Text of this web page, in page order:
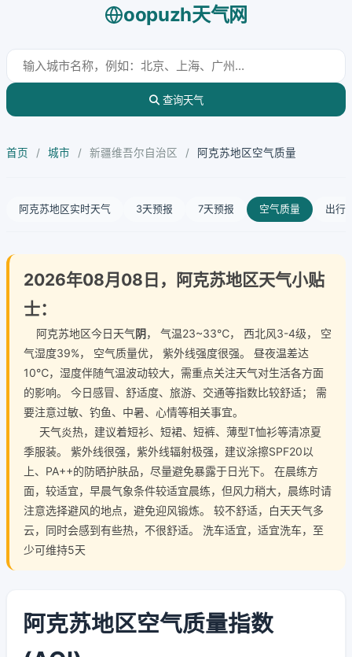
oopuzh天气网
查询天气
首页 / 城市 / 新疆维吾尔自治区 / 阿克苏地区空气质量
阿克苏地区实时天气 3天预报 7天预报 空气质量 出行
2026年08月08日，阿克苏地区天气小贴
士：
阿克苏地区今日天气阴， 气温23~33℃， 西北风3-4级， 空
气湿度39%， 空气质量优， 紫外线强度很强。 昼夜温差达
10℃，湿度伴随气温波动较大，需重点关注天气对生活各方面
的影响。 今日感冒、舒适度、旅游、交通等指数比较舒适； 需
要注意过敏、钓鱼、中暑、心情等相关事宜。
天气炎热，建议着短衫、短裙、短裤、薄型T恤衫等清凉夏
季服装。 紫外线很强，紫外线辐射极强，建议涂擦SPF20以
上、PA++的防晒护肤品，尽量避免暴露于日光下。 在晨练方
面，较适宜，早晨气象条件较适宜晨练，但风力稍大，晨练时请
注意选择避风的地点，避免迎风锻炼。 较不舒适，白天天气多
云，同时会感到有些热，不很舒适。 洗车适宜，适宜洗车，至
少可维持5天
阿克苏地区空气质量指数